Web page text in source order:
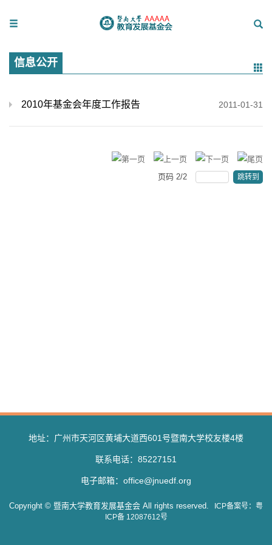
信息公开
2010年基金会年度工作报告 2011-01-31
页码 2/2 跳转到
地址：广州市天河区黄埔大道西601号暨南大学校友楼4楼
联系电话：85227151
电子邮箱：office@jnuedf.org
Copyright © 暨南大学教育发展基金会 All rights reserved.
ICP备案号：粤
ICP备 12087612号